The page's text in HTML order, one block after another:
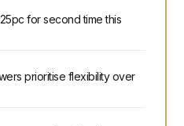
for second time this
prioritise flexibility over